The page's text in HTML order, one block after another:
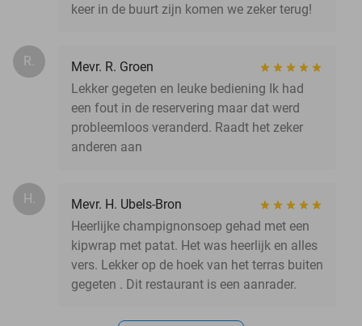
keer in de buurt zijn komen we zeker terug!
R.
Mevr. R. Groen
Lekker gegeten en leuke bediening Ik had
een fout in de reservering maar dat werd
probleemloos veranderd. Raadt het zeker
anderen aan
H.
Mevr. H. Ubels-Bron
Heerlijke champignonsoep gehad met een
kipwrap met patat. Het was heerlijk en alles
vers. Lekker op de hoek van het terras buiten
gegeten . Dit restaurant is een aanrader.